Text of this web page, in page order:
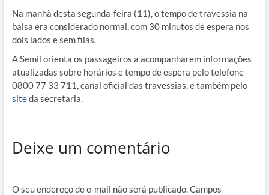
Na manhã desta segunda-feira (11), o tempo de travessia na
balsa era considerado normal, com 30 minutos de espera nos
dois lados e sem filas.
A Semil orienta os passageiros a acompanharem informações
atualizadas sobre horários e tempo de espera pelo telefone
0800 77 33 711, canal oficial das travessias, e também pelo
siteda secretaria.
Deixe um comentário
O seu endereço de e-mail não será publicado.Campos